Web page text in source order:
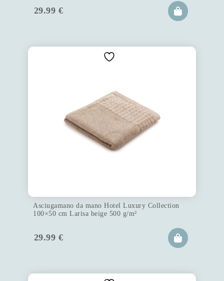
29.99 €
Asciugamano da mano Hotel Luxury Collection
100×50 cm Larisa beige 500 g/m²
29.99 €